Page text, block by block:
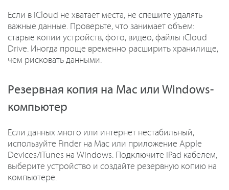
Если в iCloud не хватает места, не спешите удалять
важные данные. Проверьте, что занимает объем:
старые копии устройств, фото, видео, файлы iCloud
Drive. Иногда проще временно расширить хранилище,
чем рисковать данными.
Резервная копия на Mac или Windows-
компьютер
Если данных много или интернет нестабильный,
используйте Finder на Mac или приложение Apple
Devices/iTunes на Windows. Подключите iPad кабелем,
выберите устройство и создайте резервную копию на
компьютере.